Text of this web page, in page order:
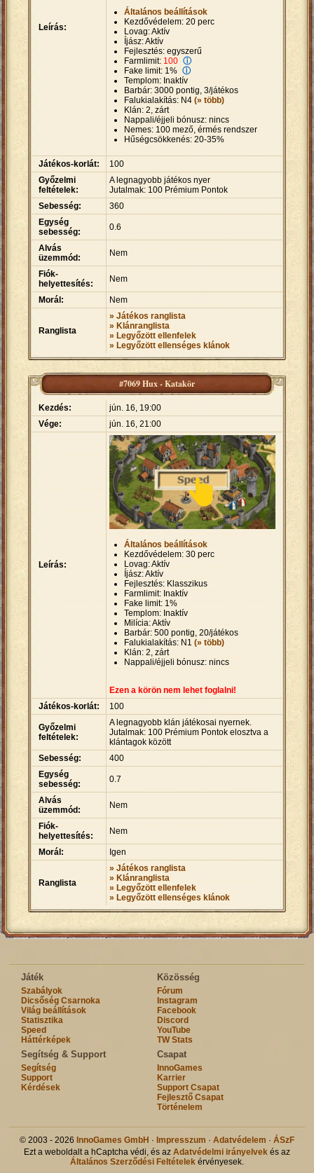
Leírás:
Általános beállítások
Kezdővédelem: 20 perc
Lovag: Aktív
Íjász: Aktív
Fejlesztés: egyszerű
Farmlimit: 100 ⓘ
Fake limit: 1% ⓘ
Templom: Inaktív
Barbár: 3000 pontig, 3/játékos
Falukialakítás: N4 (» több)
Klán: 2, zárt
Nappali/éjjeli bónusz: nincs
Nemes: 100 mező, érmés rendszer
Hűségcsökkenés: 20-35%
Játékos-korlát:
100
Győzelmi
feltételek:
A legnagyobb játékos nyer
Jutalmak: 100 Prémium Pontok
Sebesség:
360
Egység
sebesség:
0.6
Alvás
üzemmód:
Nem
Fiók-
helyettesítés:
Nem
Morál: Nem
Ranglista
» Játékos ranglista
» Klánranglista
» Legyőzött ellenfelek
» Legyőzött ellenséges klánok
#7069 Hux - Katakör
Kezdés:
jún. 16, 19:00
Vége:
jún. 16, 21:00
Leírás:
Általános beállítások
Kezdővédelem: 30 perc
Lovag: Aktív
Íjász: Aktív
Fejlesztés: Klasszikus
Farmlimit: Inaktív
Fake limit: 1%
Templom: Inaktív
Milícia: Aktív
Barbár: 500 pontig, 20/játékos
Falukialakítás: N1 (» több)
Klán: 2, zárt
Nappali/éjjeli bónusz: nincs
Ezen a körön nem lehet foglalni!
Játékos-korlát:
100
Győzelmi
feltételek:
A legnagyobb klán játékosai nyernek.
Jutalmak: 100 Prémium Pontok elosztva a
klántagok között
Sebesség:
400
Egység
sebesség:
0.7
Alvás
üzemmód:
Nem
Fiók-
helyettesítés:
Nem
Morál: Igen
Ranglista
» Játékos ranglista
» Klánranglista
» Legyőzött ellenfelek
» Legyőzött ellenséges klánok
Játék
Szabályok
Dicsőség Csarnoka
Világ beállítások
Statisztika
Speed
Háttérképek
Közösség
Fórum
Instagram
Facebook
Discord
YouTube
TW Stats
Segítség & Support
Segítség
Support
Kérdések
Csapat
InnoGames
Karrier
Support Csapat
Fejlesztő Csapat
Történelem
© 2003 - 2026 InnoGames GmbH · Impresszum · Adatvédelem · ÁSzF
Ezt a weboldalt a hCaptcha védi, és az Adatvédelmi irányelvekés az
Általános Szerződési Feltételekérvényesek.